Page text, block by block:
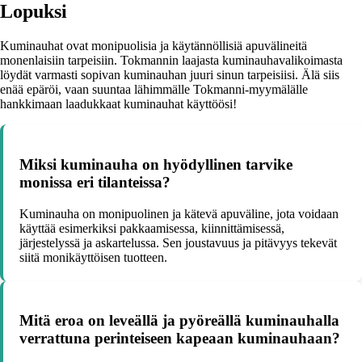
Lopuksi
Kuminauhat ovat monipuolisia ja käytännöllisiä apuvälineitä
monenlaisiin tarpeisiin. Tokmannin laajasta kuminauhavalikoimasta
löydät varmasti sopivan kuminauhan juuri sinun tarpeisiisi. Älä siis
enää epäröi, vaan suuntaa lähimmälle Tokmanni-myymälälle
hankkimaan laadukkaat kuminauhat käyttöösi!
Miksi kuminauha on hyödyllinen tarvike
monissa eri tilanteissa?
Kuminauha on monipuolinen ja kätevä apuväline, jota voidaan
käyttää esimerkiksi pakkaamisessa, kiinnittämisessä,
järjestelyssä ja askartelussa. Sen joustavuus ja pitävyys tekevät
siitä monikäyttöisen tuotteen.
Mitä eroa on leveällä ja pyöreällä kuminauhalla
verrattuna perinteiseen kapeaan kuminauhaan?